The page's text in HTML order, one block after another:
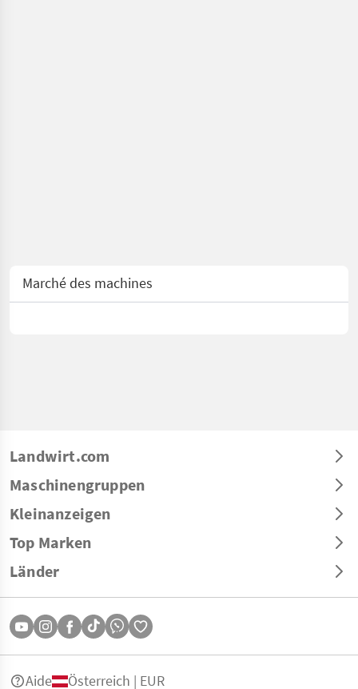
Marché des machines
Landwirt.com
Maschinengruppen
Kleinanzeigen
Top Marken
Länder
Aide Österreich | EUR